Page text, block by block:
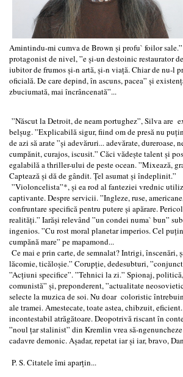
Amintindu-mi cumva de Brown și profu` foilor
protagonist de nivel, ”e și-un destoinic restaurator
iubitor de frumos și-n artă, și-n viață. Chiar de nu-l
oficială. De care depind, în ascuns, pacea” și
zbuciumată, mai încrâncenată”...
”Născut la Detroit, de neam portughez”, Silva are
belșug. ”Explicabilă sigur, fiind om de presă nu
de azi să arate ”și adevăruri... adevărate, dureroase,
cumpănit, curajos, iscusit.” Căci vădește talent și
egalabilă a thriller-ului de peste ocean. ”Mixează,
Captează și dă de gândit. Țel asumat și îndeplinit.”
”Violoncelista”*, și ea rod al fanteziei vrednic
captivante. Despre servicii. ”Ingleze, ruse,
confruntare specifică pentru putere și apărare.
realități.” Iarăși relevând ”un condei numa` bun”
ingenios. ”Cu rost moral planetar imperios. Cel
cumpănă mare” pe mapamond...
Ce mai e prin carte, de semnalat? Intrigi, înscenări,
lăcomie, ticăloșie.” Corupție, dedesubturi,
”Acțiuni specifice”. ”Tehnici la zi.” Spionaj,
comunistă” și, preponderent, ”actualitate
selecte la muzica de soi. Nu doar coloristic
ale tramei. Amestecate, toate astea, chibzuit,
incontestabil atrăgătoare. Deopotrivă riscant în
”noul țar stalinist” din Kremlin vrea să-
cadavre demonic. Așadar, repetat iar și iar, bravo,
P. S. Citatele îmi aparțin...